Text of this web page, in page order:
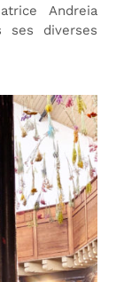
Andreia
ses diverses